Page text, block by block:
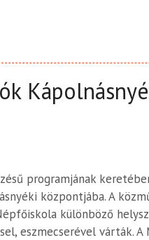
programjának
központjába. A
különböző
eszmecserével várták. A